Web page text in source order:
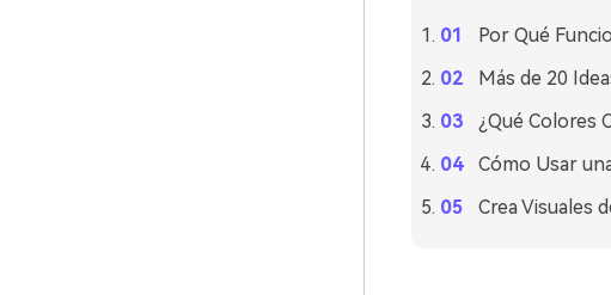
Por Qué
Más de 20
¿Qué Colores
Cómo Usar
Crea Visuales